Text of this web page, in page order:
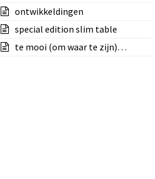
ontwikkeldingen
special edition slim table
te mooi (om waar te zijn)…